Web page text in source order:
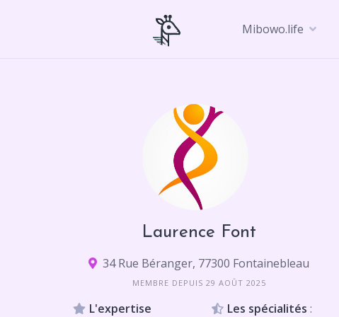
Mibowo.life
Laurence Font
34 Rue Béranger, 77300 Fontainebleau
MEMBRE DEPUIS 29 AOÛT 2025
L'expertise Les spécialités :